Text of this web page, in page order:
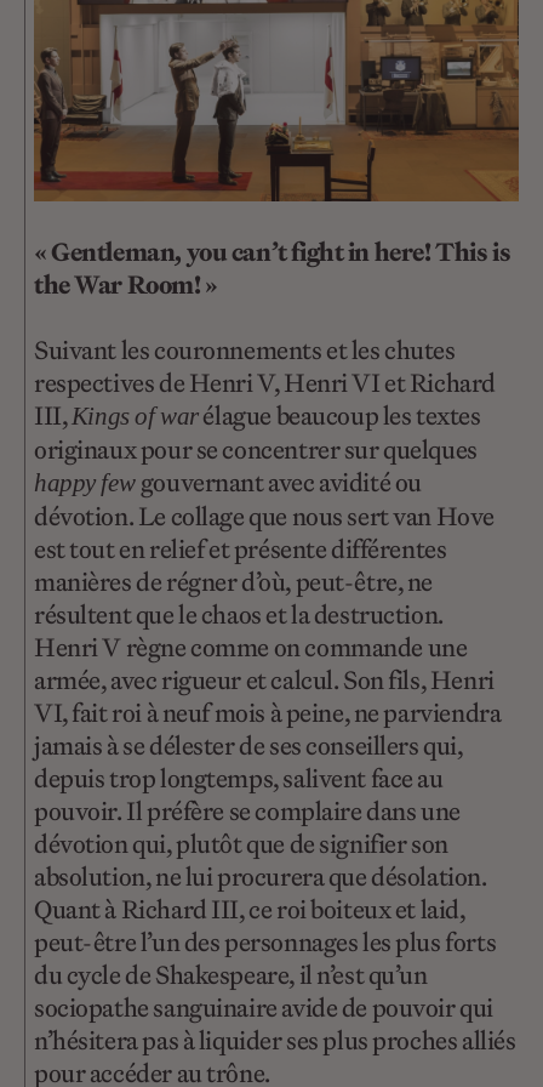
« Gentleman, you can’t fight in here! This is
the War Room! »
Suivant les couronnements et les chutes
respectives de Henri V, Henri VI et Richard
III,Kings of warélague beaucoup les textes
originaux pour se concentrer sur quelques
happy few gouvernant avec avidité ou
dévotion. Le collage que nous sert van Hove
est tout en relief et présente différentes
manières de régner d’où, peut-être, ne
résultent que le chaos et la destruction.
Henri V règne comme on commande une
armée, avec rigueur et calcul. Son fils, Henri
VI, fait roi à neuf mois à peine, ne parviendra
jamais à se délester de ses conseillers qui,
depuis trop longtemps, salivent face au
pouvoir. Il préfère se complaire dans une
dévotion qui, plutôt que de signifier son
absolution, ne lui procurera que désolation.
Quant à Richard III, ce roi boiteux et laid,
peut-être l’un des personnages les plus forts
du cycle de Shakespeare, il n’est qu’un
sociopathe sanguinaire avide de pouvoir qui
n’hésitera pas à liquider ses plus proches alliés
pour accéder au trône.